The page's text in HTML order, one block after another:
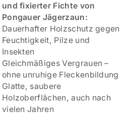
und fixierter Fichte von
Pongauer Jägerzaun:
Dauerhafter Holzschutz gegen
Feuchtigkeit, Pilze und
Insekten
Gleichmäßiges Vergrauen –
ohne unruhige Fleckenbildung
Glatte, saubere
Holzoberflächen, auch nach
vielen Jahren